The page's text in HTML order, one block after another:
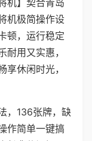
机极简操作设
顿，运行稳定
用又实惠，
休闲时光，
，136张牌，缺
作简单一键搞